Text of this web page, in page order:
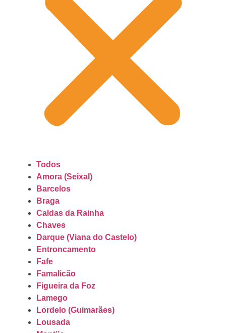
Todos
Amora (Seixal)
Barcelos
Braga
Caldas da Rainha
Chaves
Darque (Viana do Castelo)
Entroncamento
Fafe
Famalicão
Figueira da Foz
Lamego
Lordelo (Guimarães)
Lousada